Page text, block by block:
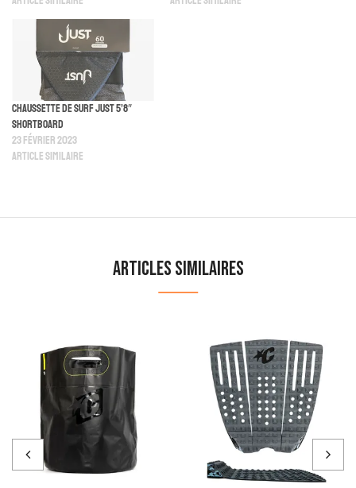
Chaussette De Surf Just 5’8″
Shortboard
23 février 2023
Article similaire
Articles similaires